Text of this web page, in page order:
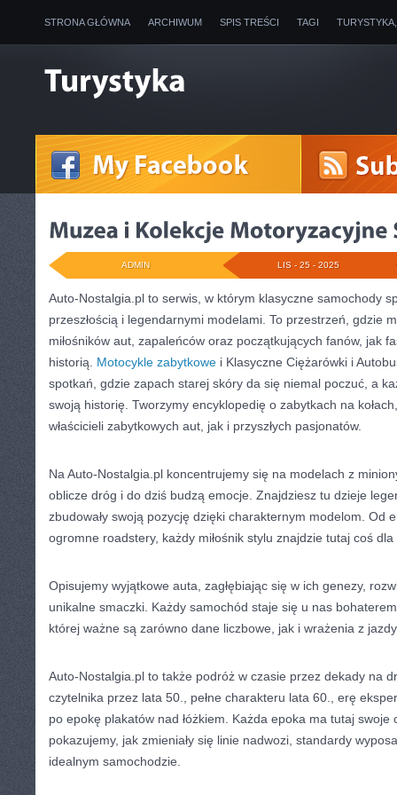
STRONA GŁÓWNA ARCHIWUM SPIS TREŚCI TAGI
LIS - 25 - 2025
ADMIN
Auto-Nostalgia.pl to serwis, w którym klasyczne samochody
przeszłością i legendarnymi modelami. To przestrzeń, gdzie
miłośników aut, zapaleńców oraz początkujących fanów, jak
historią. Motocykle zabytkowe i Klasyczne Ciężarówki i
spotkań, gdzie zapach starej skóry da się niemal poczuć, a
swoją historię. Tworzymy encyklopedię o zabytkach na
właścicieli zabytkowych aut, jak i przyszłych pasjonatów.
Na Auto-Nostalgia.pl koncentrujemy się na modelach z
oblicze dróg i do dziś budzą emocje. Znajdziesz tu dzieje
zbudowały swoją pozycję dzięki charakternym modelom. Od
ogromne roadstery, każdy miłośnik stylu znajdzie tutaj coś dla
Opisujemy wyjątkowe auta, zagłębiając się w ich genezy,
unikalne smaczki. Każdy samochód staje się u nas
której ważne są zarówno dane liczbowe, jak i wrażenia z
Auto-Nostalgia.pl to także podróż w czasie przez dekady na
czytelnika przez lata 50., pełne charakteru lata 60., erę
po epokę plakatów nad łóżkiem. Każda epoka ma tutaj swoje
pokazujemy, jak zmieniały się linie nadwozi, standardy
idealnym samochodzie.